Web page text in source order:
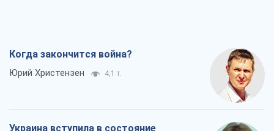
Когда закончится война?
Юрий Христензен 4,1 т.
Украина вступила в состояние